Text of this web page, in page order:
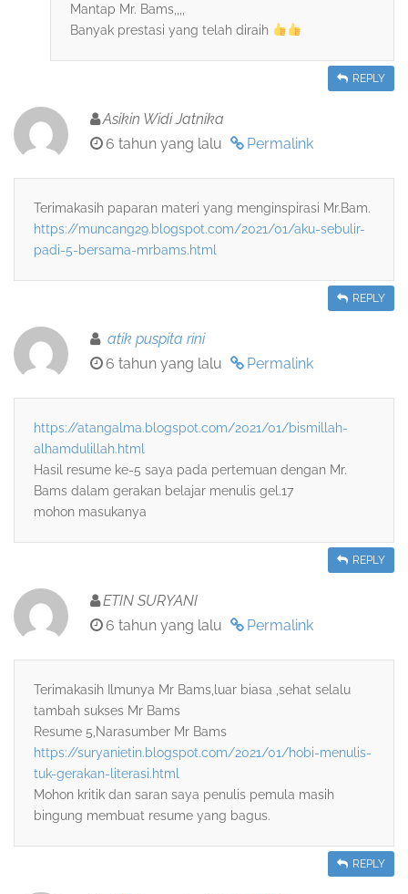
Mantap Mr. Bams,,,,
Banyak prestasi yang telah diraih
REPLY
Asikin Widi Jatnika
6 tahun yang lalu
Permalink
Terimakasih paparan materi yang menginspirasi Mr.Bam.
https://muncang29.blogspot.com/2021/01/aku-sebulir-
padi-5-bersama-mrbams.html
REPLY
atik puspita rini
6 tahun yang lalu
Permalink
https://atangalma.blogspot.com/2021/01/bismillah-
alhamdulillah.html
Hasil resume ke-5 saya pada pertemuan dengan Mr.
Bams dalam gerakan belajar menulis gel.17
mohon masukanya
REPLY
ETIN SURYANI
6 tahun yang lalu
Permalink
Terimakasih Ilmunya Mr Bams,luar biasa ,sehat selalu
tambah sukses Mr Bams
Resume 5,Narasumber Mr Bams
https://suryanietin.blogspot.com/2021/01/hobi-menulis-
tuk-gerakan-literasi.html
Mohon kritik dan saran saya penulis pemula masih
bingung membuat resume yang bagus.
REPLY